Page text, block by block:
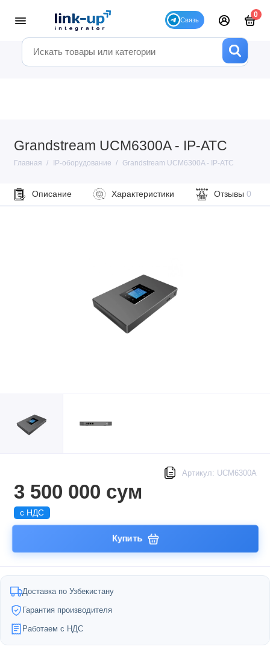
0
Grandstream UCM6300A - IP-АТС
Главная IP-оборудование Grandstream UCM6300A - IP-АТС
Описание Характеристики Отзывы 0
Артикул: UCM6300A
3 500 000 сум
с НДС
Купить
Доставка по Узбекистану
Гарантия производителя
Работаем с НДС